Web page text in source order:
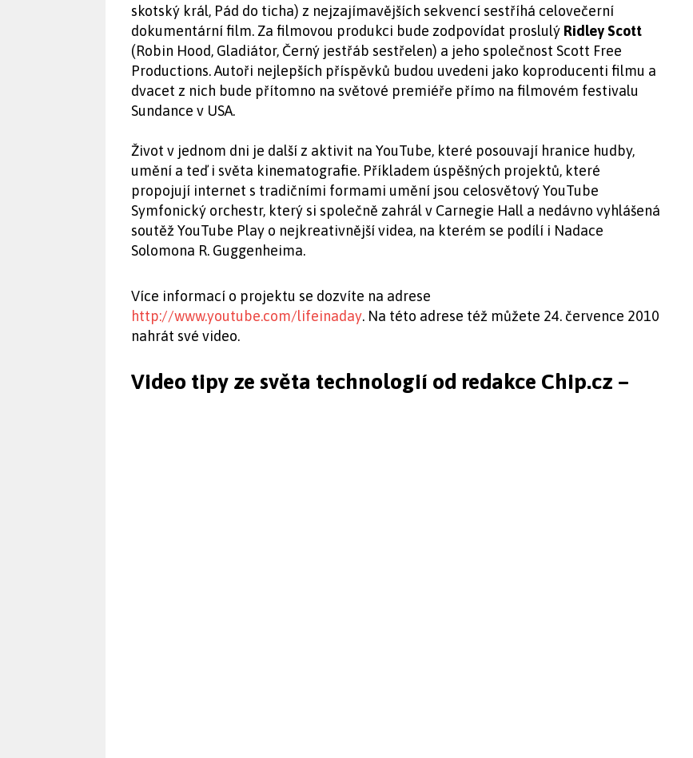
skotský král, Pád do ticha) z nejzajímavějších sekvencí sestříhá celovečerní
dokumentární film. Za filmovou produkci bude zodpovídat proslulý Ridley Scott
(Robin Hood, Gladiátor, Černý jestřáb sestřelen) a jeho společnost Scott Free
Productions. Autoři nejlepších příspěvků budou uvedeni jako koproducenti filmu a
dvacet z nich bude přítomno na světové premiéře přímo na filmovém festivalu
Sundance v USA.
Život v jednom dni je další z aktivit na YouTube, které posouvají hranice hudby,
umění a teď i světa kinematografie. Příkladem úspěšných projektů, které
propojují internet s tradičními formami umění jsou celosvětový YouTube
Symfonický orchestr, který si společně zahrál v Carnegie Hall a nedávno vyhlášená
soutěž YouTube Play o nejkreativnější videa, na kterém se podílí i Nadace
Solomona R. Guggenheima.
Více informací o projektu se dozvíte na adrese
http://www.youtube.com/lifeinaday. Na této adrese též můžete 24. července 2010
nahrát své video.
Video tipy ze světa technologií od redakce Chip.cz –